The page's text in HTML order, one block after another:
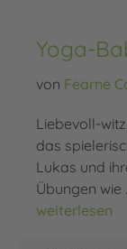
Yoga-
von Fearne
Liebevoll-
das
Lukas und
Übungen wie
Yoga-Babys
weiterlesen